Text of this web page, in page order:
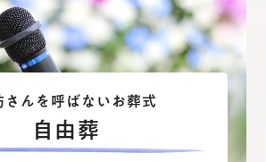
⾃由葬
さんを呼ばないお葬式